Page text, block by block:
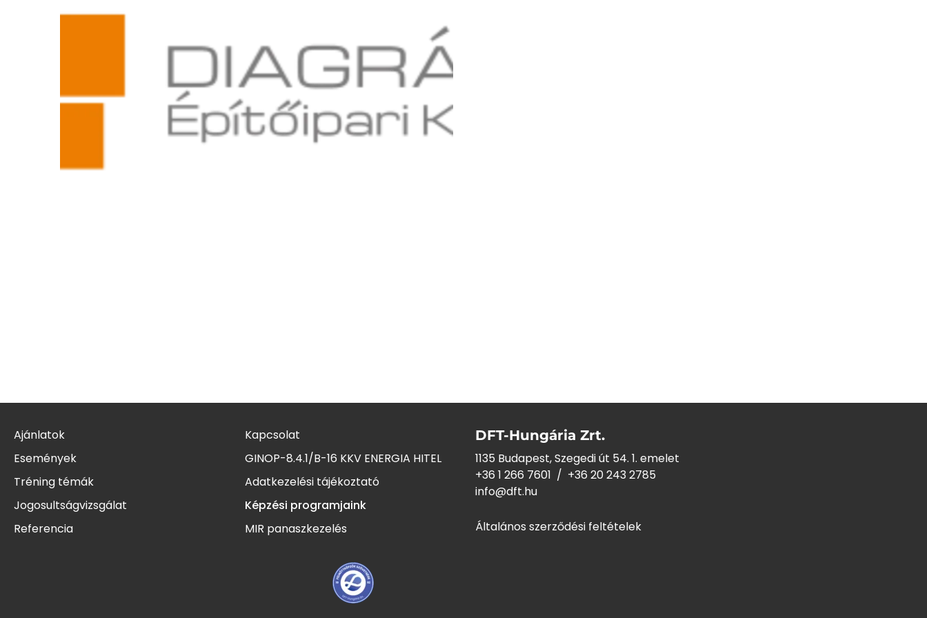
Ajánlatok
Események
Tréning témák
Jogosultságvizsgálat
Referencia
Kapcsolat
GINOP-8.4.1/B-16 KKV ENERGIA HITEL
Adatkezelési tájékoztató
Képzési programjaink
MIR panaszkezelés
DFT-Hungária Zrt.
1135 Budapest, Szegedi út 54. 1. emelet
+36 1 266 7601 / +36 20 2432785
info@dft.hu
Általános szerződési feltételek